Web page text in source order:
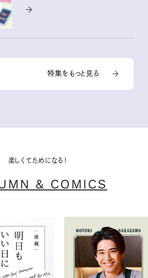
特集をもっと見る
楽しくてためになる！
& COMICS